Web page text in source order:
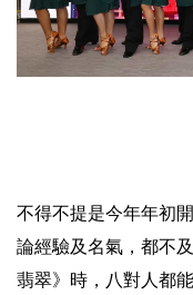
不得不提是今年年初
論經驗及名氣，都不
翡翠》時，八對人都